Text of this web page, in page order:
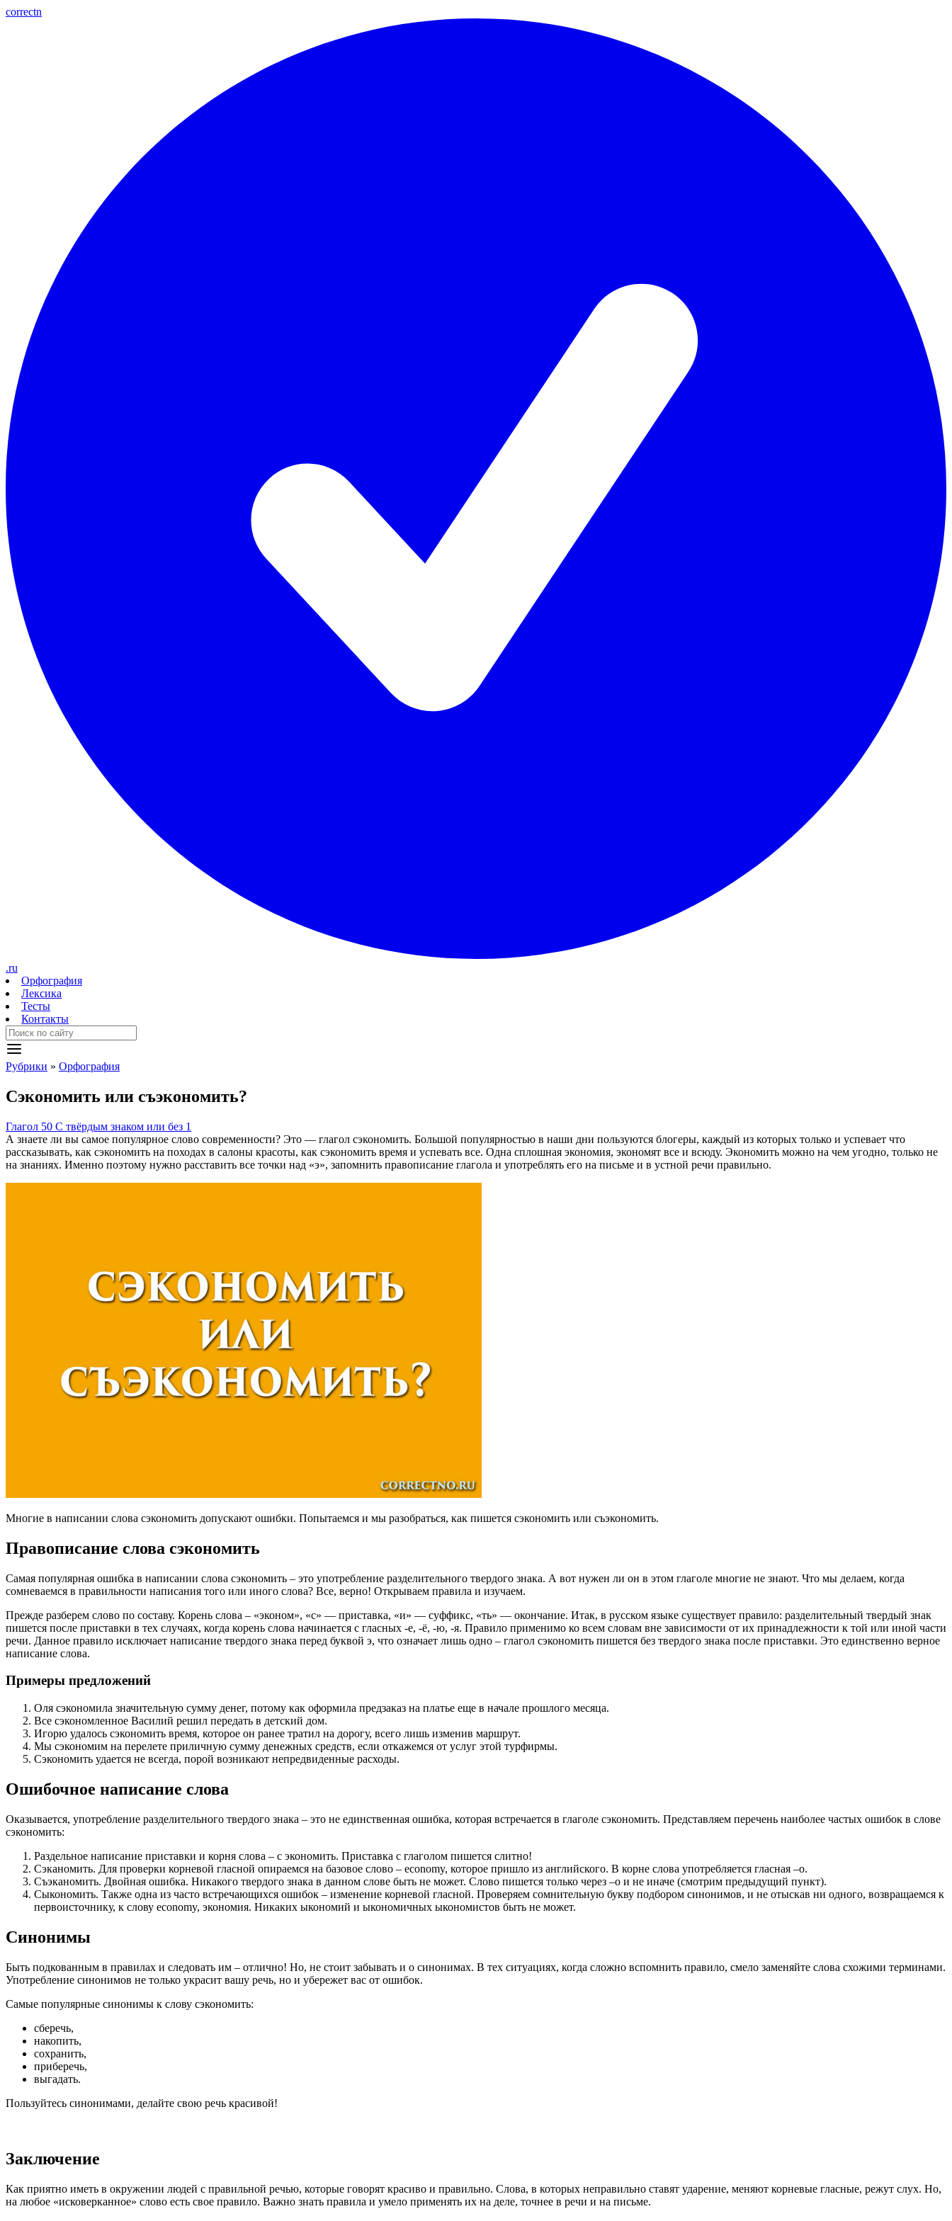
correctn
.ru
Орфография
Лексика
Тесты
Контакты
Рубрики » Орфография
Сэкономить или съэкономить?
Глагол 50 С твёрдым знаком или без 1
А знаете ли вы самое популярное слово современности? Это — глагол сэкономить. Большой популярностью в наши дни пользуются блогеры, каждый из которых только и успевает что
рассказывать, как сэкономить на походах в салоны красоты, как сэкономить время и успевать все. Одна сплошная экономия, экономят все и всюду. Экономить можно на чем угодно, только не
на знаниях. Именно поэтому нужно расставить все точки над «э», запомнить правописание глагола и употреблять его на письме и в устной речи правильно.
Многие в написании слова сэкономить допускают ошибки. Попытаемся и мы разобраться, как пишется сэкономить или съэкономить.
Правописание слова сэкономить
Самая популярная ошибка в написании слова сэкономить – это употребление разделительного твердого знака. А вот нужен ли он в этом глаголе многие не знают. Что мы делаем, когда
сомневаемся в правильности написания того или иного слова? Все, верно! Открываем правила и изучаем.
Прежде разберем слово по составу. Корень слова – «эконом», «с» — приставка, «и» — суффикс, «ть» — окончание. Итак, в русском языке существует правило: разделительный твердый знак
пишется после приставки в тех случаях, когда корень слова начинается с гласных -е, -ё, -ю, -я. Правило применимо ко всем словам вне зависимости от их принадлежности к той или иной части
речи. Данное правило исключает написание твердого знака перед буквой э, что означает лишь одно – глагол сэкономить пишется без твердого знака после приставки. Это единственно верное
написание слова.
Примеры предложений
Оля сэкономила значительную сумму денег, потому как оформила предзаказ на платье еще в начале прошлого месяца.
Все сэкономленное Василий решил передать в детский дом.
Игорю удалось сэкономить время, которое он ранее тратил на дорогу, всего лишь изменив маршрут.
Мы сэкономим на перелете приличную сумму денежных средств, если откажемся от услуг этой турфирмы.
Сэкономить удается не всегда, порой возникают непредвиденные расходы.
Ошибочное написание слова
Оказывается, употребление разделительного твердого знака – это не единственная ошибка, которая встречается в глаголе сэкономить. Представляем перечень наиболее частых ошибок в слове
сэкономить:
Раздельное написание приставки и корня слова – с экономить. Приставка с глаголом пишется слитно!
Сэканомить. Для проверки корневой гласной опираемся на базовое слово – economy, которое пришло из английского. В корне слова употребляется гласная –о.
Съэканомить. Двойная ошибка. Никакого твердого знака в данном слове быть не может. Слово пишется только через –о и не иначе (смотрим предыдущий пункт).
Сыкономить. Также одна из часто встречающихся ошибок – изменение корневой гласной. Проверяем сомнительную букву подбором синонимов, и не отыскав ни одного, возвращаемся к
первоисточнику, к слову economy, экономия. Никаких ыкономий и ыкономичных ыкономистов быть не может.
Синонимы
Быть подкованным в правилах и следовать им – отлично! Но, не стоит забывать и о синонимах. В тех ситуациях, когда сложно вспомнить правило, смело заменяйте слова схожими терминами.
Употребление синонимов не только украсит вашу речь, но и убережет вас от ошибок.
Самые популярные синонимы к слову сэкономить:
сберечь,
накопить,
сохранить,
приберечь,
выгадать.
Пользуйтесь синонимами, делайте свою речь красивой!
Заключение
Как приятно иметь в окружении людей с правильной речью, которые говорят красиво и правильно. Слова, в которых неправильно ставят ударение, меняют корневые гласные, режут слух. Но,
на любое «исковерканное» слово есть свое правило. Важно знать правила и умело применять их на деле, точнее в речи и на письме.